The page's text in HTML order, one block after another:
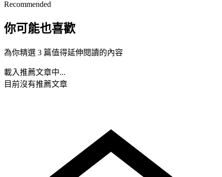
Recommended
你可能也喜歡
為你精選 3 篇值得延伸閱讀的內容
載入推薦文章中...
目前沒有推薦文章